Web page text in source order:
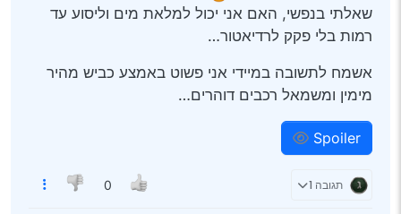
שאלתי בנפשי, האם אני יכול למלאת מים וליסוע עד
רמות בלי פקק לרדיאטור…
אשמח לתשובה במיידי אני פשוט באמצע כביש מהיר
מימין ומשמאל רכבים דוהרים…
Spoiler
תגובה 1 0